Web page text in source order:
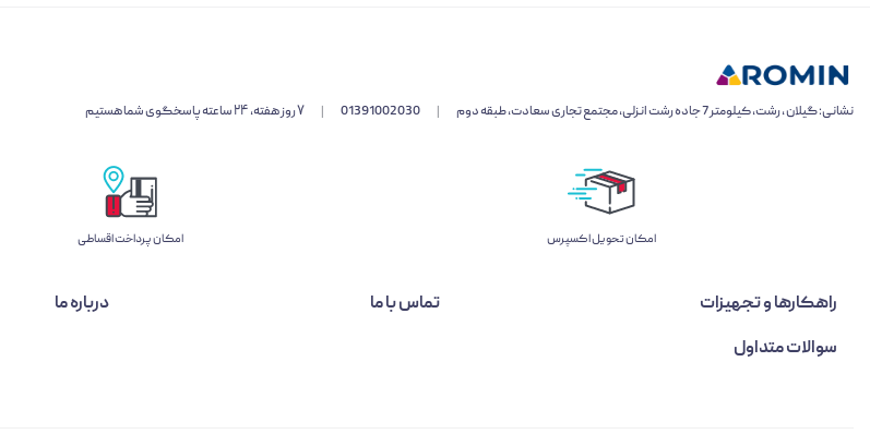
نشانی: گیلان ، رشت، کیلومتر 7 جاده رشت انزلی، مجتمع تجاری سعادت، طبقه دوم |
01391002030
| ۷ روز هفته، ۲۴ ساعته پاسخگوی شما هستیم
اﻣﮑﺎن ﺗﺤﻮﯾﻞ اﮐﺴﭙﺮس امکان پرداخت اقساطی
راهکارها و تجهیزات تماس با ما
درباره ما
سوالات متداول